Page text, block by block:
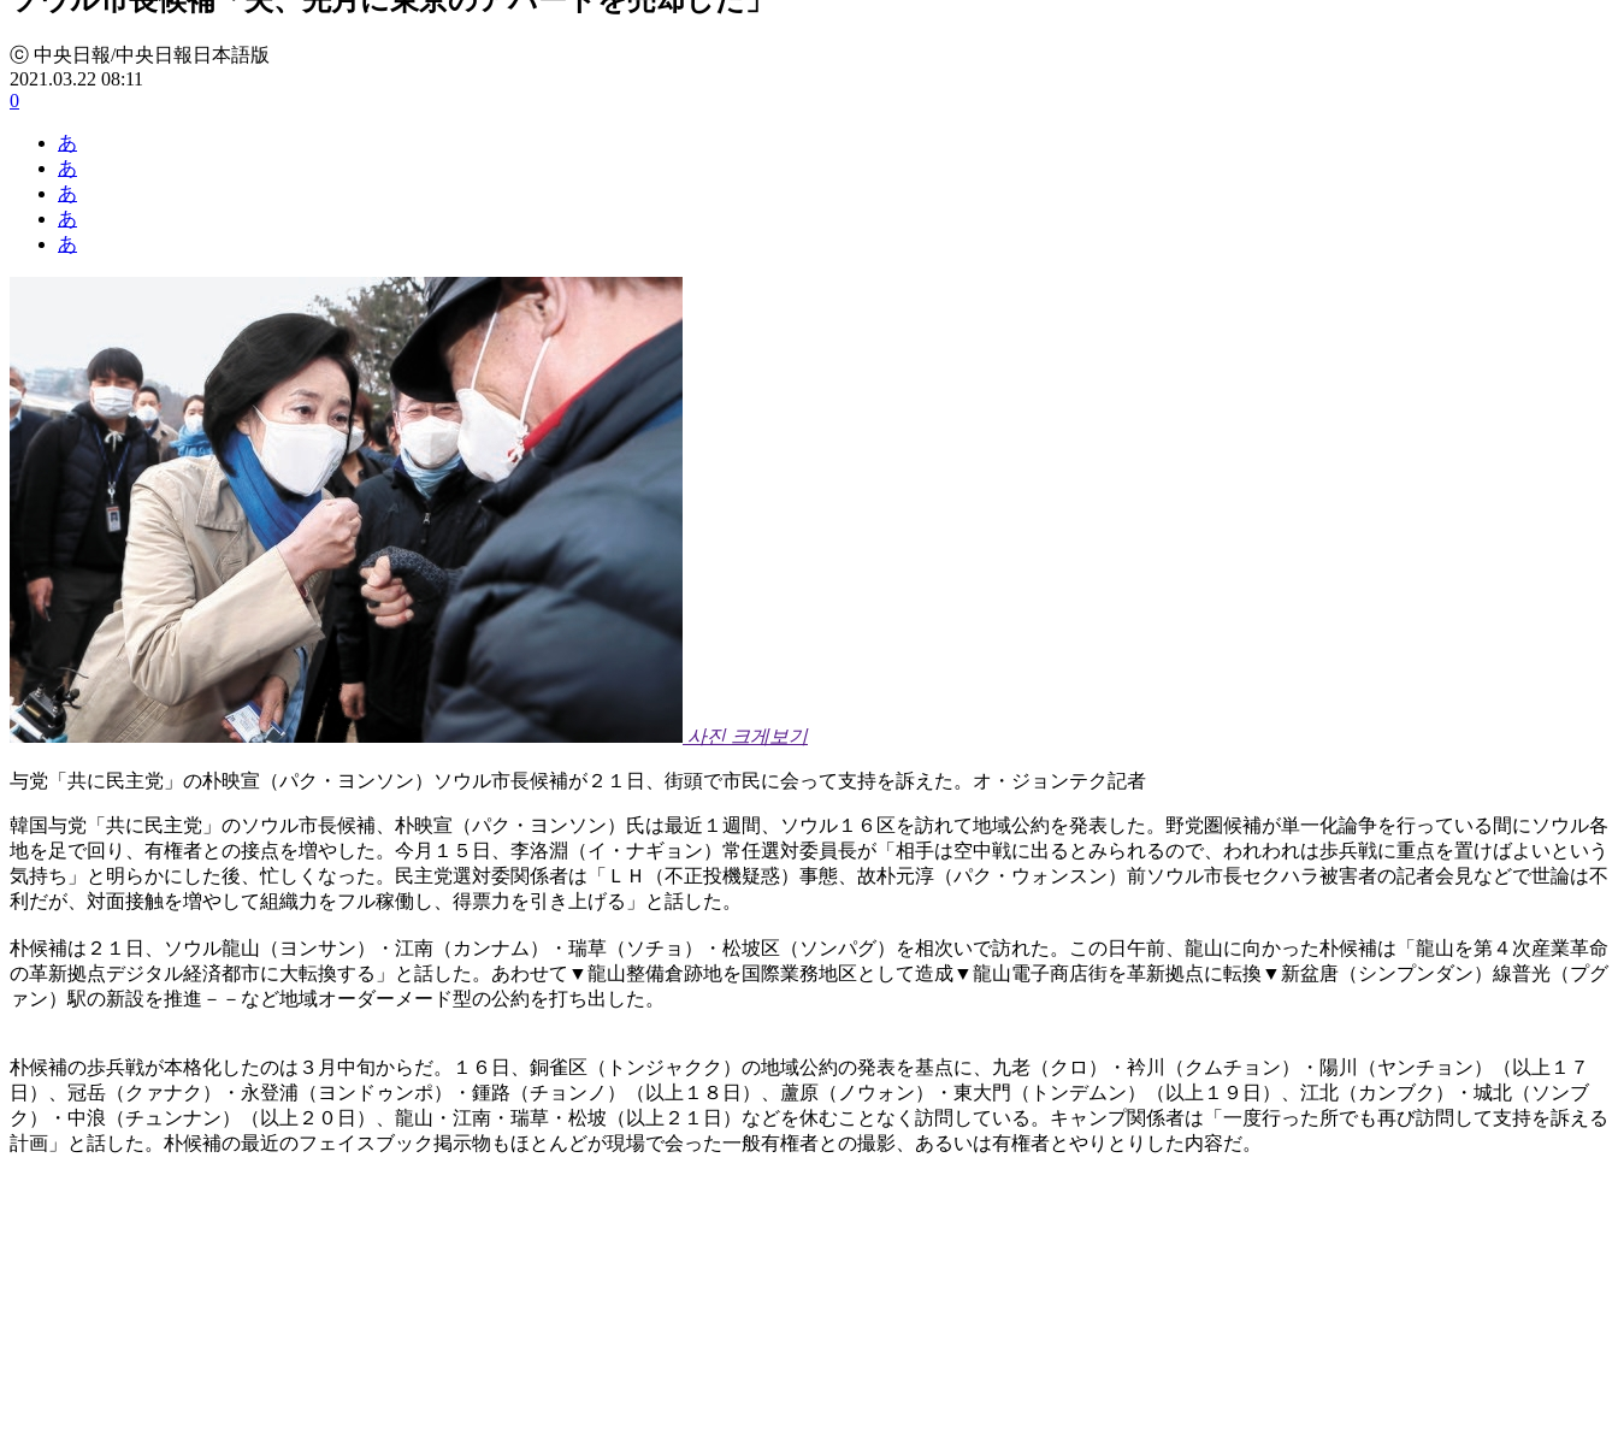
ⓒ 中央日報/中央日報日本語版
2021.03.22 08:11
0
あ
あ
あ
あ
あ
사진 크게보기
与党「共に民主党」の朴映宣（パク・ヨンソン）ソウル市長候補が２１日、街頭で市民に会って支持を訴えた。オ・ジョンテク記者
韓国与党「共に民主党」のソウル市長候補、朴映宣（パク・ヨンソン）氏は最近１週間、ソウル１６区を訪れて地域公約を発表した。野党圏候補が単一化論争を行っている間にソウル各
地を足で回り、有権者との接点を増やした。今月１５日、李洛淵（イ・ナギョン）常任選対委員長が「相手は空中戦に出るとみられるので、われわれは歩兵戦に重点を置けばよいという
気持ち」と明らかにした後、忙しくなった。民主党選対委関係者は「ＬＨ（不正投機疑惑）事態、故朴元淳（パク・ウォンスン）前ソウル市長セクハラ被害者の記者会見などで世論は不
利だが、対面接触を増やして組織力をフル稼働し、得票力を引き上げる」と話した。
朴候補は２１日、ソウル龍山（ヨンサン）・江南（カンナム）・瑞草（ソチョ）・松坡区（ソンパグ）を相次いで訪れた。この日午前、龍山に向かった朴候補は「龍山を第４次産業革命
の革新拠点デジタル経済都市に大転換する」と話した。あわせて▼龍山整備倉跡地を国際業務地区として造成▼龍山電子商店街を革新拠点に転換▼新盆唐（シンプンダン）線普光（プグ
ァン）駅の新設を推進－－など地域オーダーメード型の公約を打ち出した。
朴候補の歩兵戦が本格化したのは３月中旬からだ。１６日、銅雀区（トンジャクク）の地域公約の発表を基点に、九老（クロ）・衿川（クムチョン）・陽川（ヤンチョン）（以上１７
日）、冠岳（クァナク）・永登浦（ヨンドゥンポ）・鍾路（チョンノ）（以上１８日）、蘆原（ノウォン）・東大門（トンデムン）（以上１９日）、江北（カンブク）・城北（ソンブ
ク）・中浪（チュンナン）（以上２０日）、龍山・江南・瑞草・松坡（以上２１日）などを休むことなく訪問している。キャンプ関係者は「一度行った所でも再び訪問して支持を訴える
計画」と話した。朴候補の最近のフェイスブック掲示物もほとんどが現場で会った一般有権者との撮影、あるいは有権者とやりとりした内容だ。